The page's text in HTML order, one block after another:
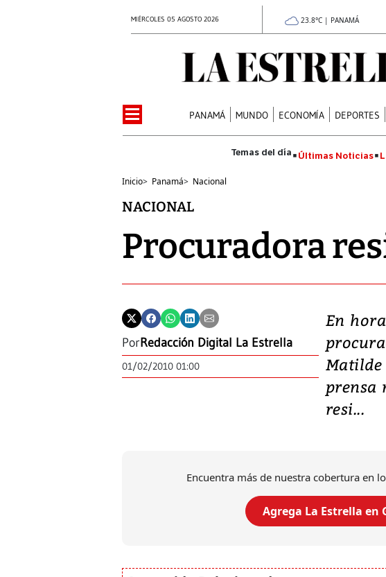
MIÉRCOLES 05 AGOSTO 2026 23.8°C | PANAMÁ
PANAMÁ MUNDO ECONOMÍA DEPORTES
Últimas Noticias
Inicio> Panamá> Nacional
NACIONAL
Procuradora
PorRedacción Digital La Estrella
01/02/2010 01:00
En
Matilde
prensa
resi...
Encuentra más de nuestra cobertura en
Agrega La Estrella en